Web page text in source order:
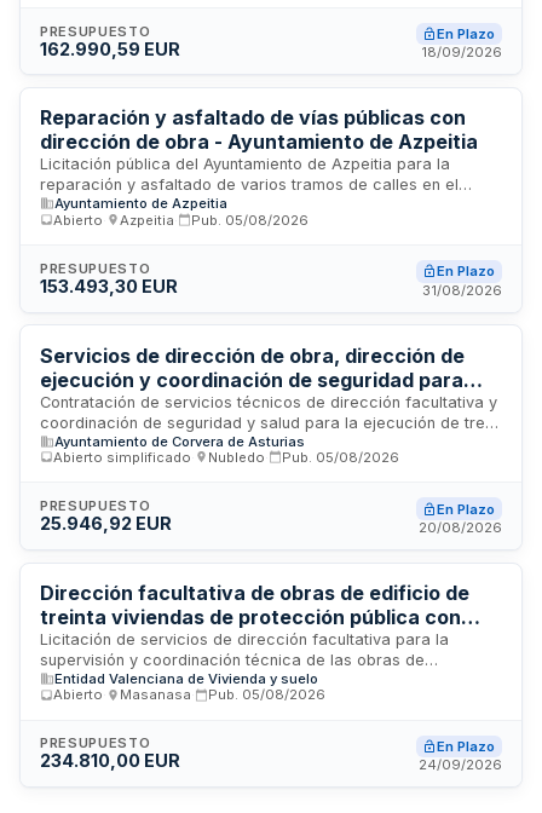
de la ejecución, análisis de ofertas de contratistas,
coordinación con terceros y organismos municipales,
obligaciones relativas a contratación de personal en
situación de riesgo de exclusión social. Los servicios
incluyen reuniones semanales de seguimiento con Last
Planner System y generación continua de documentación
técnica durante toda la ejecución de las obras.
PRESUPUESTO
162.990,59 EUR
En Plazo
18/09/2026
Reparación y asfaltado de vías públicas con
dirección de obra - Ayuntamiento de Azpeitia
Licitación pública del Ayuntamiento de Azpeitia para la
reparación y asfaltado de varios tramos de calles en el
municipio, incluyendo la prestación del servicio de dirección
facultativa de obra. El contrato, valorado en 127.680,41
infraestructura viaria local y la supervisión técnica de los
mismos por parte de un profesional cualificado durante la
Ayuntamiento de Azpeitia
Abierto
Azpeitia Pub. 05/08/2026
PRESUPUESTO
153.493,30 EUR
En Plazo
31/08/2026
Servicios de dirección de obra, dirección de
ejecución y coordinación de seguridad para
obras de ampliación y adecuación de
instalaciones deportivas - Ayuntamiento de
Corvera
Contratación de servicios técnicos de dirección facultativa y
coordinación de seguridad y salud para la ejecución de tres
proyectos de obra en instalaciones deportivas municipales.
Los trabajos incluyen la construcción de un anexo de
edificio de vestuarios en la pista de Villa, ampliación de
gradas y adecuación de la instalación deportiva del IES
diferenciados por proyecto y función técnica, con plazos de
ejecución estimados entre tres y cuatro meses.
Ayuntamiento de Corvera de Asturias
Abierto simplificado
Nubledo Pub. 05/08/2026
PRESUPUESTO
25.946,92 EUR
En Plazo
20/08/2026
Dirección facultativa de obras de edificio de
treinta viviendas de protección pública con
sistemas industrializados en Utiel
Licitación de servicios de dirección facultativa para la
supervisión y coordinación técnica de las obras de
construcción de un edificio residencial de treinta viviendas
de protección pública ejecutadas mediante procesos y
urbanización vinculada. El contrato es convocado por la
Entidad Valenciana de Vivienda y Suelo a través de su
Entidad Valenciana de Vivienda y suelo
Abierto
Masanasa Pub. 05/08/2026
PRESUPUESTO
234.810,00 EUR
En Plazo
24/09/2026